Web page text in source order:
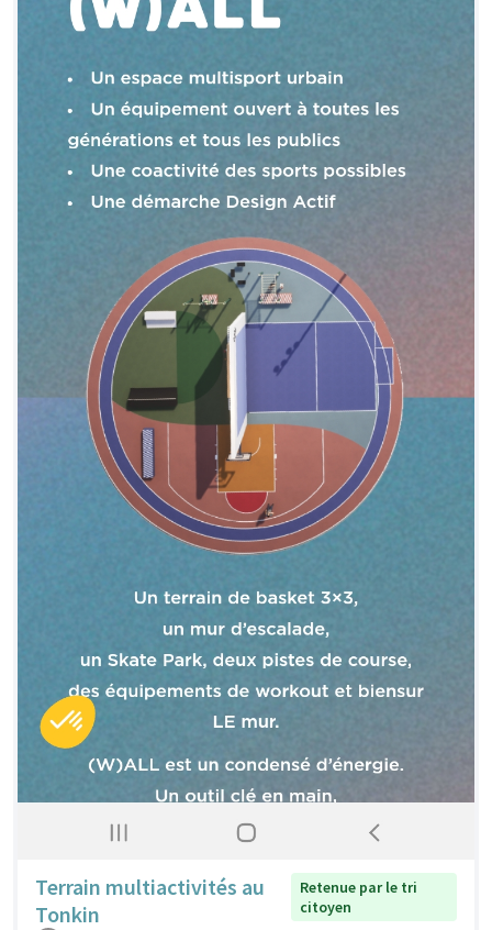
Terrain multiactivités au
Tonkin
Retenue par le tri
citoyen